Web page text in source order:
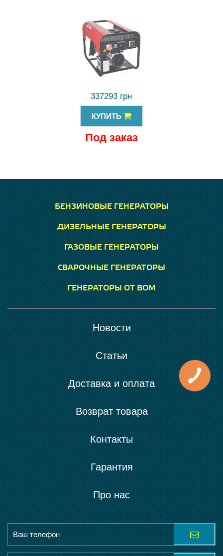
337293 грн
КУПИТЬ
Под заказ
БЕНЗИНОВЫЕ ГЕНЕРАТОРЫ
ДИЗЕЛЬНЫЕ ГЕНЕРАТОРЫ
ГАЗОВЫЕ ГЕНЕРАТОРЫ
СВАРОЧНЫЕ ГЕНЕРАТОРЫ
ГЕНЕРАТОРЫ ОТ ВОМ
Новости
Статьи
Доставка и оплата
Возврат товара
Контакты
Гарантия
Про нас